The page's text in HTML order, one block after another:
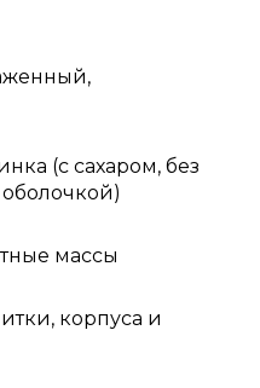
(с сахаром, без
массы
корпуса и